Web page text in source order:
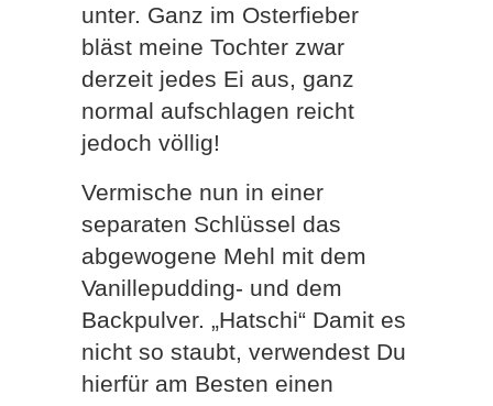
unter. Ganz im Osterfieber
bläst meine Tochter zwar
derzeit jedes Ei aus, ganz
normal aufschlagen reicht
jedoch völlig!
Vermische nun in einer
separaten Schlüssel das
abgewogene Mehl mit dem
Vanillepudding- und dem
Backpulver. „Hatschi“ Damit es
nicht so staubt, verwendest Du
hierfür am Besten einen